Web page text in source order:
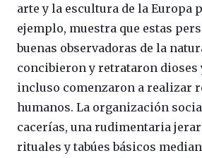
arte y la escultura de la Europa
ejemplo, muestra que estas
buenas observadoras de la
concibieron y retrataron dioses
incluso comenzaron a realizar
humanos. La organización
cacerías, una rudimentaria
rituales y tabúes básicos